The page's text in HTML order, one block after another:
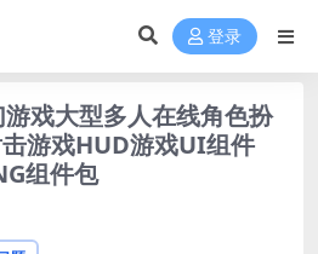
登录
戏大型多人在线角色扮
游戏HUD游戏UI组件
组件包